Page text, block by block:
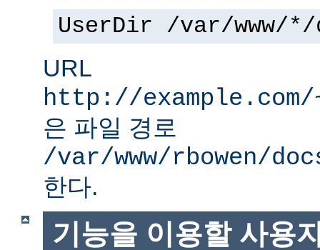
UserDir /var/www/*/
URL
http://
은 파일 경로
/var/www/rbowen/
한다.
기능을 이용할 사용